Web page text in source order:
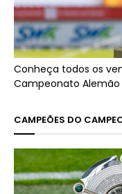
Conheça todos os
Campeonato Alemão
CAMPEÕES DO